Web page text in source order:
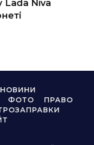
Lada Niva
ФОТО
ПРАВО